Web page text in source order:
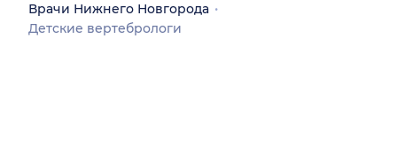
Врачи Нижнего Новгорода
Детские вертебрологи